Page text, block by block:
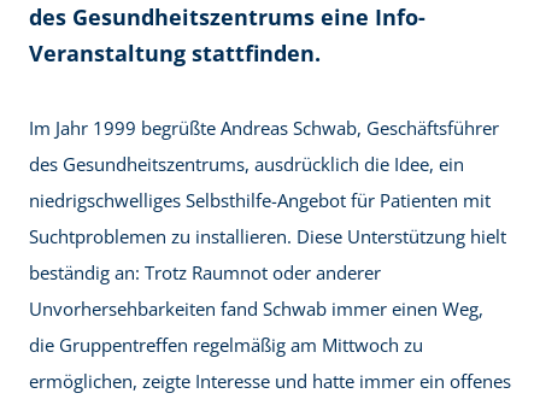
des Gesundheitszentrums eine Info-
Veranstaltung stattfinden.
Im Jahr 1999 begrüßte Andreas Schwab, Geschäftsführer
des Gesundheitszentrums, ausdrücklich die Idee, ein
niedrigschwelliges Selbsthilfe-Angebot für Patienten mit
Suchtproblemen zu installieren. Diese Unterstützung hielt
beständig an: Trotz Raumnot oder anderer
Unvorhersehbarkeiten fand Schwab immer einen Weg,
die Gruppentreffen regelmäßig am Mittwoch zu
ermöglichen, zeigte Interesse und hatte immer ein offenes